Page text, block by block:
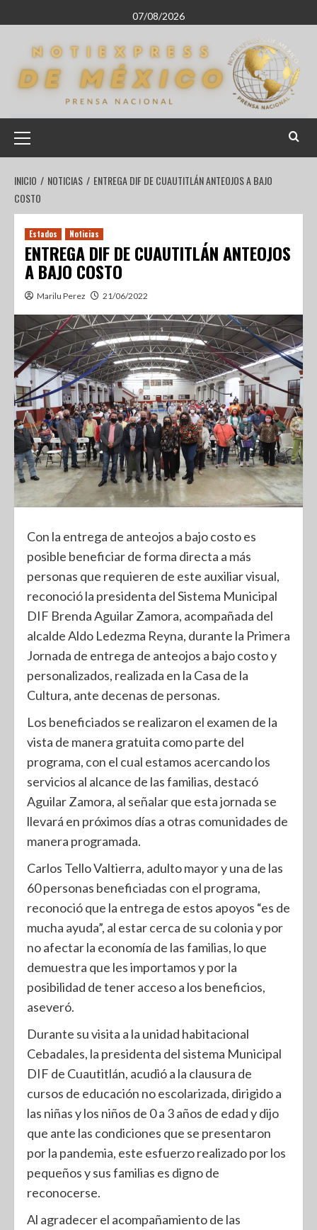
07/08/2026
INICIO NOTICIAS
ENTREGA DIF DE CUAUTITLÁN ANTEOJOS A BAJO
COSTO
Estados Noticias
ENTREGA DIF DE CUAUTITLÁN ANTEOJOS
A BAJO COSTO
Marilu Perez 21/06/2022
Con la entrega de anteojos a bajo costo es
posible beneficiar de forma directa a más
personas que requieren de este auxiliar visual,
reconoció la presidenta del Sistema Municipal
DIF Brenda Aguilar Zamora, acompañada del
alcalde Aldo Ledezma Reyna, durante la Primera
Jornada de entrega de anteojos a bajo costo y
personalizados, realizada en la Casa de la
Cultura, ante decenas de personas.
Los beneficiados se realizaron el examen de la
vista de manera gratuita como parte del
programa, con el cual estamos acercando los
servicios al alcance de las familias, destacó
Aguilar Zamora, al señalar que esta jornada se
llevará en próximos días a otras comunidades de
manera programada.
Carlos Tello Valtierra, adulto mayor y una de las
60 personas beneficiadas con el programa,
reconoció que la entrega de estos apoyos “es de
mucha ayuda”, al estar cerca de su colonia y por
no afectar la economía de las familias, lo que
demuestra que les importamos y por la
posibilidad de tener acceso a los beneficios,
aseveró.
Durante su visita a la unidad habitacional
Cebadales, la presidenta del sistema Municipal
DIF de Cuautitlán, acudió a la clausura de
cursos de educación no escolarizada, dirigido a
las niñas y los niños de 0 a 3 años de edad y dijo
que ante las condiciones que se presentaron
por la pandemia, este esfuerzo realizado por los
pequeños y sus familias es digno de
reconocerse.
Al agradecer el acompañamiento de las